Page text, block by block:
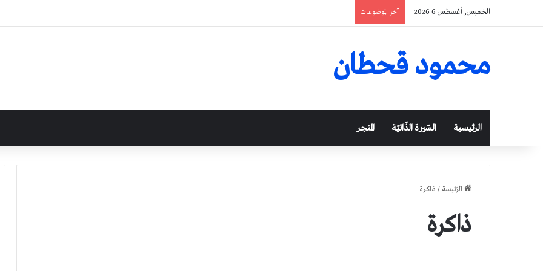
الخميس, أغسطس 6 2026 آخر الموضوعات
محمود قحطان
الرئيسية السّيرة الذّاتيّة المتجر
الرّئيسة / ذاكرة
ذاكرة